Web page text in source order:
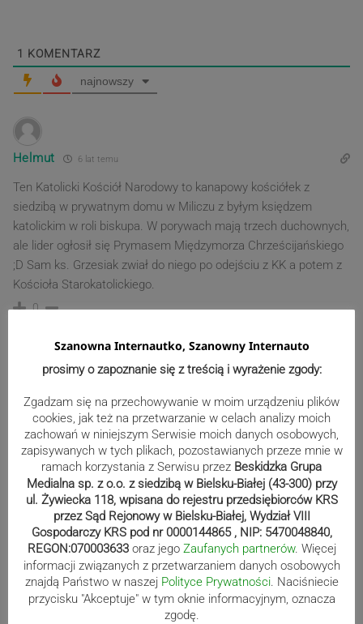
1 KOMENTARZ
najnowszy
Helmut 6 lat temu
Ten Katolicki Kościół Narodowy to kanapowy kościółek z
siedzibą w prywatnym domu w Miliczu z byłym księdzem
katolickim w roli biskupa. W porywach mają trzech duchownych,
ale lider ogłosił się Prymasem Międzymorza Chrześcijańskiego
;D Sam ks. Grzesiak zwiał do niego po odejściu z KK a potem z
Kościoła Starokatolickiego.
0
Szanowna Internautko, Szanowny Internauto
prosimy o zapoznanie się z treścią i wyrażenie zgody:
Zgadzam się na przechowywanie w moim urządzeniu plików
cookies, jak też na przetwarzanie w celach analizy moich
zachowań w niniejszym Serwisie moich danych osobowych,
zapisywanych w tych plikach, pozostawianych przeze mnie w
ramach korzystania z Serwisu przez Beskidzka Grupa
Medialna sp. z o.o. z siedzibą w Bielsku-Białej (43-300) przy
ul. Żywiecka 118, wpisana do rejestru przedsiębiorców KRS
przez Sąd Rejonowy w Bielsku-Białej, Wydział VIII
Gospodarczy KRS pod nr 0000144865 , NIP: 5470048840,
REGON:070003633 oraz jego Zaufanych partnerów. Więcej
informacji związanych z przetwarzaniem danych osobowych
znajdą Państwo w naszej Polityce Prywatności. Naciśniecie
przycisku "Akceptuje" w tym oknie informacyjnym, oznacza
zgodę.